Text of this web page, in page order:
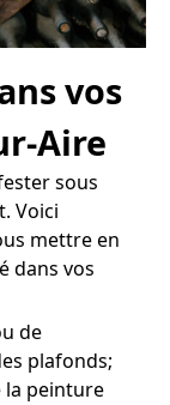
vos
Aire
sous
Voici
mettre en
dans vos
de
plafonds;
la peinture